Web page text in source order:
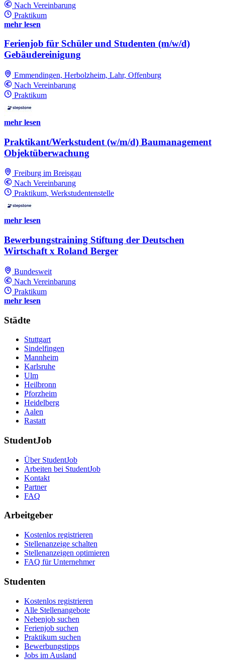
Nach Vereinbarung
Praktikum
mehr lesen
Ferienjob für Schüler und Studenten (m/w/d)
Gebäudereinigung
Emmendingen, Herbolzheim, Lahr, Offenburg
Nach Vereinbarung
Praktikum
mehr lesen
Praktikant/Werkstudent (w/m/d) Baumanagement
Objektüberwachung
Freiburg im Breisgau
Nach Vereinbarung
Praktikum, Werkstudentenstelle
mehr lesen
Bewerbungstraining Stiftung der Deutschen
Wirtschaft x Roland Berger
Bundesweit
Nach Vereinbarung
Praktikum
mehr lesen
Städte
Stuttgart
Sindelfingen
Mannheim
Karlsruhe
Ulm
Heilbronn
Pforzheim
Heidelberg
Aalen
Rastatt
StudentJob
Über StudentJob
Arbeiten bei StudentJob
Kontakt
Partner
FAQ
Arbeitgeber
Kostenlos registrieren
Stellenanzeige schalten
Stellenanzeigen optimieren
FAQ für Unternehmer
Studenten
Kostenlos registrieren
Alle Stellenangebote
Nebenjob suchen
Ferienjob suchen
Praktikum suchen
Bewerbungstipps
Jobs im Ausland